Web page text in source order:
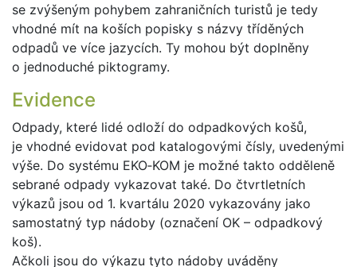
se zvýšeným pohybem zahraničních turistů je tedy
vhodné mít na koších popisky s názvy tříděných
odpadů ve více jazycích. Ty mohou být doplněny
o jednoduché piktogramy.
Evidence
Odpady, které lidé odloží do odpadkových košů,
je vhodné evidovat pod katalogovými čísly, uvedenými
výše. Do systému EKO‑KOM je možné takto odděleně
sebrané odpady vykazovat také. Do čtvrtletních
výkazů jsou od 1. kvartálu 2020 vykazovány jako
samostatný typ nádoby (označení OK – odpadkový
koš).
Ačkoli jsou do výkazu tyto nádoby uváděny